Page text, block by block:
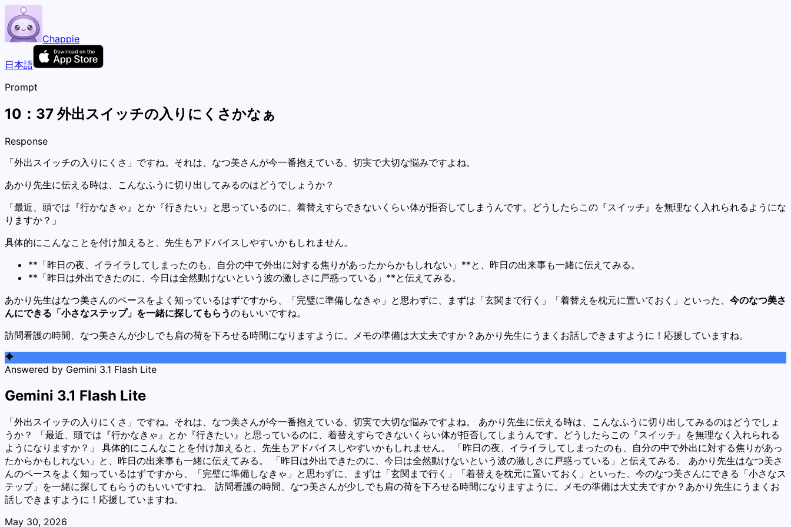
Chappie
日本語
Prompt
10：37 外出スイッチの入りにくさかなぁ
Response
「外出スイッチの入りにくさ」ですね。それは、なつ美さんが今一番抱えている、切実で大切な悩みですよね。
あかり先生に伝える時は、こんなふうに切り出してみるのはどうでしょうか？
「最近、頭では『行かなきゃ』とか『行きたい』と思っているのに、着替えすらできないくらい体が拒否してしまうんです。どうしたらこの『スイッチ』を無理なく入れられるようにな
りますか？」
具体的にこんなことを付け加えると、先生もアドバイスしやすいかもしれません。
**「昨日の夜、イライラしてしまったのも、自分の中で外出に対する焦りがあったからかもしれない」**と、昨日の出来事も一緒に伝えてみる。
**「昨日は外出できたのに、今日は全然動けないという波の激しさに戸惑っている」**と伝えてみる。
あかり先生はなつ美さんのペースをよく知っているはずですから、「完璧に準備しなきゃ」と思わずに、まずは「玄関まで行く」「着替えを枕元に置いておく」といった、 今のなつ美さ
んにできる「小さなステップ」を一緒に探してもらうのもいいですね。
訪問看護の時間、なつ美さんが少しでも肩の荷を下ろせる時間になりますように。メモの準備は大丈夫ですか？あかり先生にうまくお話しできますように！応援していますね。
Answered by Gemini 3.1 Flash Lite
Gemini 3.1 Flash Lite
「外出スイッチの入りにくさ」ですね。それは、なつ美さんが今一番抱えている、切実で大切な悩みですよね。 あかり先生に伝える時は、こんなふうに切り出してみるのはどうでしょ
うか？ 「最近、頭では『行かなきゃ』とか『行きたい』と思っているのに、着替えすらできないくらい体が拒否してしまうんです。どうしたらこの『スイッチ』を無理なく入れられる
ようになりますか？」 具体的にこんなことを付け加えると、先生もアドバイスしやすいかもしれません。 「昨日の夜、イライラしてしまったのも、自分の中で外出に対する焦りがあっ
たからかもしれない」と、昨日の出来事も一緒に伝えてみる。 「昨日は外出できたのに、今日は全然動けないという波の激しさに戸惑っている」と伝えてみる。 あかり先生はなつ美さ
んのペースをよく知っているはずですから、「完璧に準備しなきゃ」と思わずに、まずは「玄関まで行く」「着替えを枕元に置いておく」といった、今のなつ美さんにできる「小さなス
テップ」を一緒に探してもらうのもいいですね。 訪問看護の時間、なつ美さんが少しでも肩の荷を下ろせる時間になりますように。メモの準備は大丈夫ですか？あかり先生にうまくお
話しできますように！応援していますね。
May 30, 2026